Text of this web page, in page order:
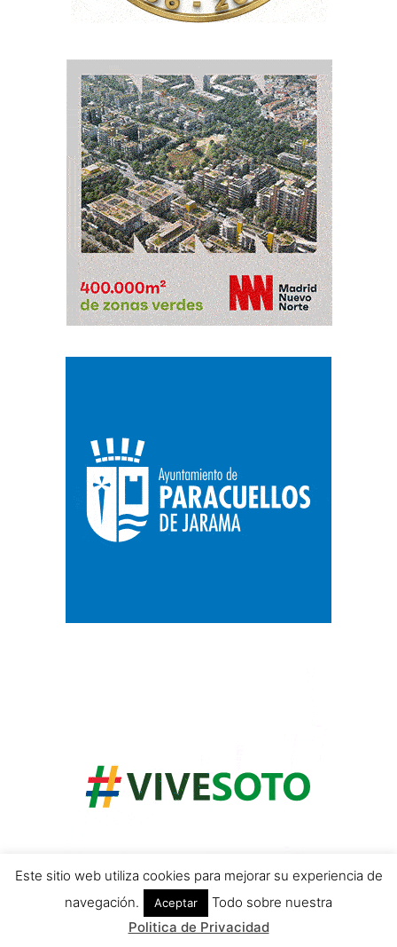
Este sitio web utiliza cookies para mejorar su experiencia de
navegación.
Aceptar
Todo sobre nuestra
Politica de Privacidad